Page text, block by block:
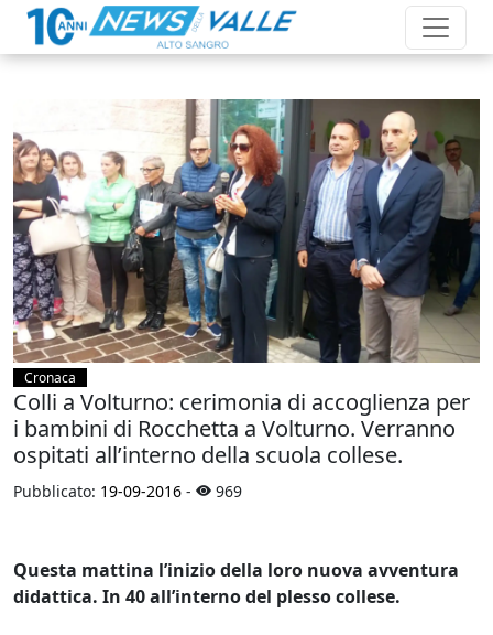
Cronaca
Colli a Volturno: cerimonia di accoglienza per
i bambini di Rocchetta a Volturno. Verranno
ospitati all’interno della scuola collese.
Pubblicato: 19-09-2016 - 969
Questa mattina l’inizio della loro nuova avventura
didattica. In 40 all’interno del plesso collese.